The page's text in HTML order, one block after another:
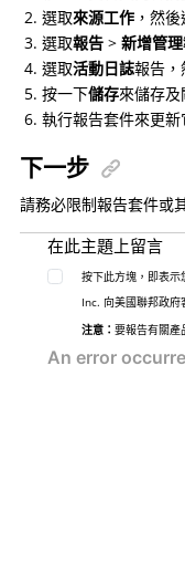
選取來源工作 ，然
選取報告 >新增管
選取活動日誌報告
按一下儲存來儲存及
執行報告套件來更新
下一步
請務必限制報告套件或
在此主題上留言
按下此方塊，即表
Inc. 向美國聯邦政
注意：要報告有關產